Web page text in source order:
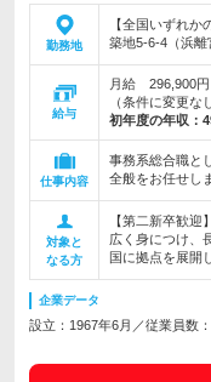
勤務地
【全国いずれ
築地5-6-4（浜離
給与
月給 296,900円
（条件に変更な
初年度の年収：
仕事内容
事務系総合職と
全般をお任せし
対象と
なる方
【第二新卒歓
広く身につけ、
国に拠点を展開
企業データ
設立：1967年6月／従業員数